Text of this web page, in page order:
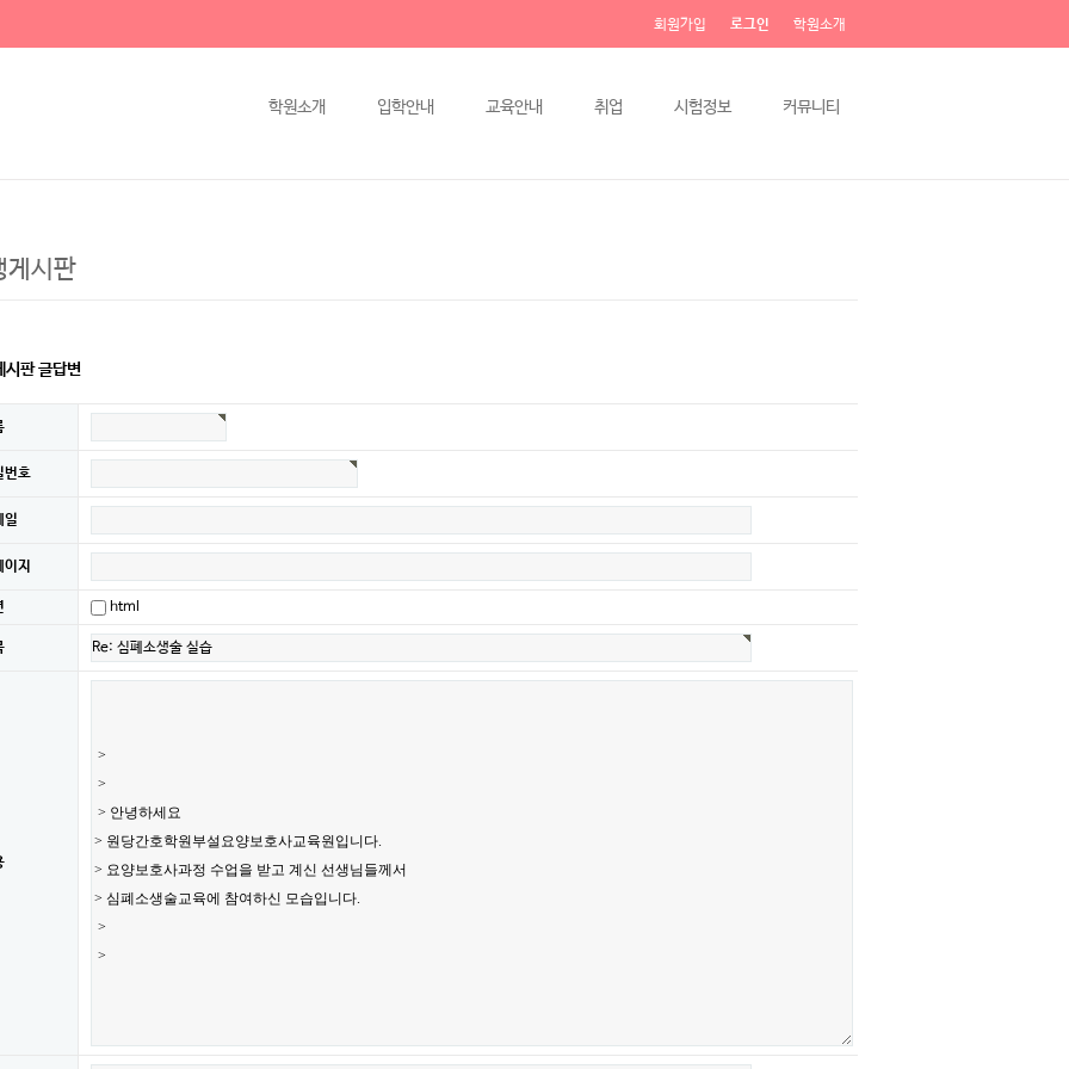
회원가입 로그인 학원소개
학원소개 입학안내 교육안내 취업 시험정보 커뮤니티
게시판
시판 글답변
번호
일
이지
html